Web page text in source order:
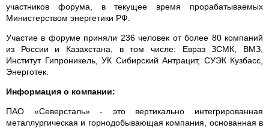
участников форума, в текущее время прорабатываемых
Министерством энергетики РФ.
Участие в форуме приняли 236 человек от более 80 компаний
из России и Казахстана, в том числе: Евраз ЗСМК, ВМЗ,
Институт Гипроникель, УК Сибирский Антрацит, СУЭК Кузбасс,
Энерготек.
Информация о компании:
ПАО «Северсталь» - это вертикально интегрированная
металлургическая и горнодобывающая компания, основанная в